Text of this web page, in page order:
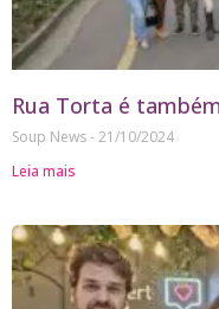
Rua Torta é
Soup News 21/10/2024
Leia mais